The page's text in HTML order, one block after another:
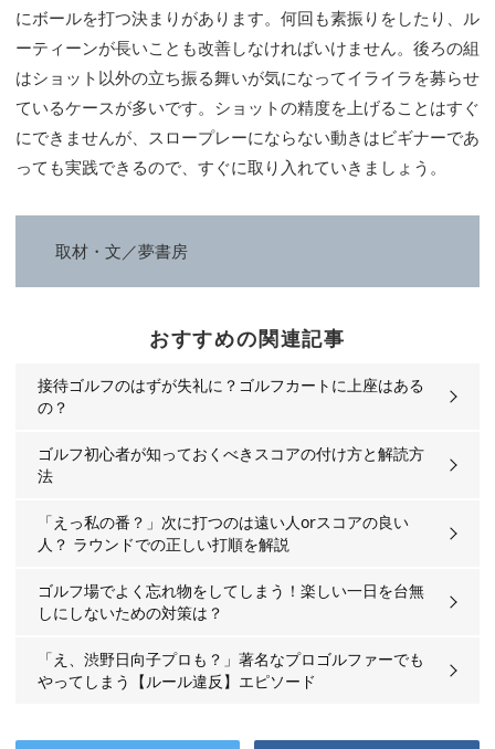
にボールを打つ決まりがあります。何回も素振りをしたり、ル
ーティーンが長いことも改善しなければいけません。後ろの組
はショット以外の立ち振る舞いが気になってイライラを募らせ
ているケースが多いです。ショットの精度を上げることはすぐ
にできませんが、スロープレーにならない動きはビギナーであ
っても実践できるので、すぐに取り入れていきましょう。
取材・文／夢書房
おすすめの関連記事
接待ゴルフのはずが失礼に？ゴルフカートに上座はある
の？
ゴルフ初心者が知っておくべきスコアの付け方と解読方
法
「えっ私の番？」次に打つのは遠い人orスコアの良い
人？ ラウンドでの正しい打順を解説
ゴルフ場でよく忘れ物をしてしまう！楽しい一日を台無
しにしないための対策は？
「え、渋野日向子プロも？」著名なプロゴルファーでも
やってしまう【ルール違反】エピソード